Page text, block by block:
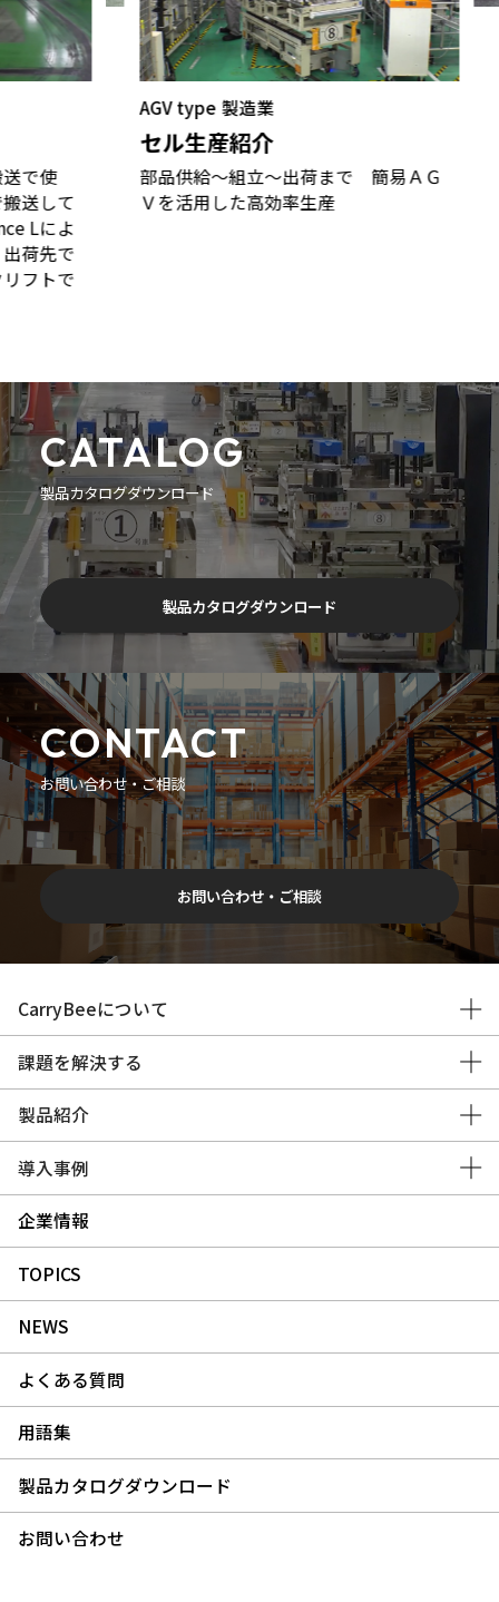
で使
送して
Lによ
荷先で
フトで
AGV type 製造業
セル生産紹介
部品供給～組立～出荷まで 簡易ＡＧ
Ｖを活用した高効率生産
CATALOG
製品カタログダウンロード
製品カタログダウンロード
CONTACT
お問い合わせ・ご相談
お問い合わせ・ご相談
CarryBeeについて
課題を解決する
製品紹介
導入事例
企業情報
TOPICS
NEWS
よくある質問
用語集
製品カタログダウンロード
お問い合わせ